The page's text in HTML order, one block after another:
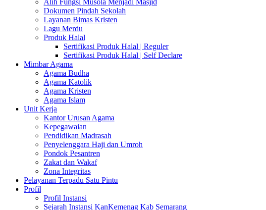
Dokumen Pindah Sekolah
Layanan Bimas Kristen
Lagu Merdu
Produk Halal
Sertifikasi Produk Halal | Reguler
Sertifikasi Produk Halal | Self Declare
Mimbar Agama
Agama Budha
Agama Katolik
Agama Kristen
Agama Islam
Unit Kerja
Kantor Urusan Agama
Kepegawaian
Pendidikan Madrasah
Penyelenggara Haji dan Umroh
Pondok Pesantren
Zakat dan Wakaf
Zona Integritas
Pelayanan Terpadu Satu Pintu
Profil
Profil Instansi
Sejarah Instansi KanKemenag Kab Semarang